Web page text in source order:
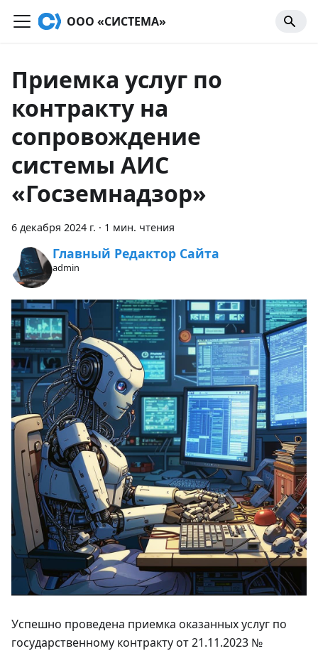
OOO «СИСТЕМА»
Приемка услуг по
контракту на
сопровождение
системы АИС
«Госземнадзор»
6 декабря 2024 г. · 1 мин. чтения
Главный Редактор Сайта
admin
Успешно проведена приемка оказанных услуг по
государственному контракту от 21.11.2023 №